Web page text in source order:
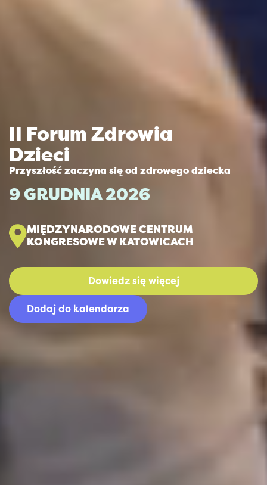
II Forum Zdrowia
Dzieci
Przyszłość zaczyna się od zdrowego dziecka
9 GRUDNIA 2026
MIĘDZYNARODOWE CENTRUM
KONGRESOWE W KATOWICACH
Dowiedz się więcej
Dodaj do kalendarza